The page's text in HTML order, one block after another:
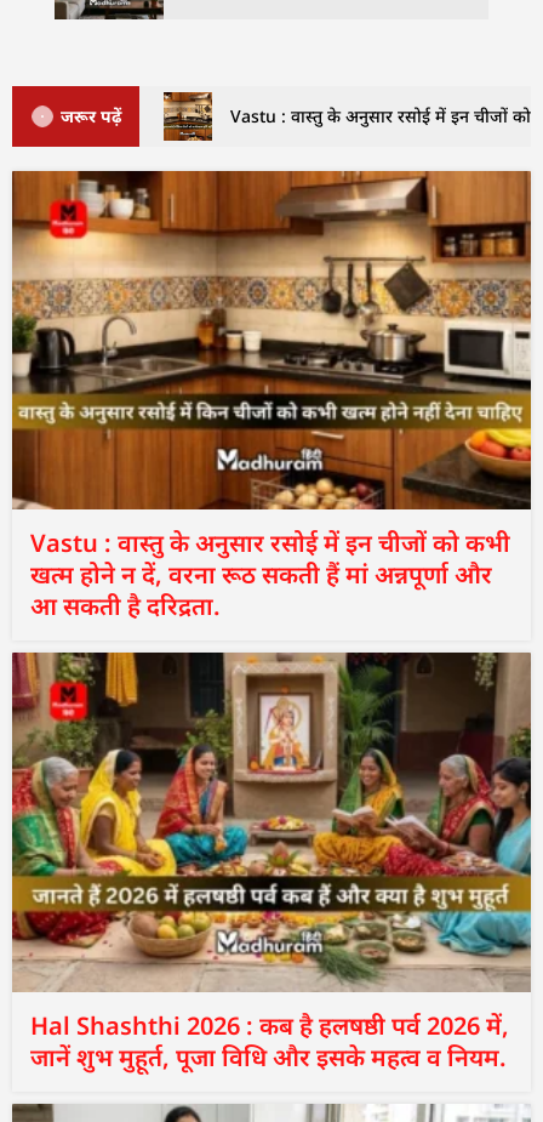
जरूर पढ़ें Vastu : वास्तु के अनुसार रसोई में इन चीजों को
Vastu : वास्तु के अनुसार रसोई में इन चीजों को कभी
खत्म होने न दें, वरना रूठ सकती हैं मां अन्नपूर्णा और
आ सकती है दरिद्रता.
Hal Shashthi 2026 : कब है हलषष्ठी पर्व 2026 में,
जानें शुभ मुहूर्त, पूजा विधि और इसके महत्व व नियम.